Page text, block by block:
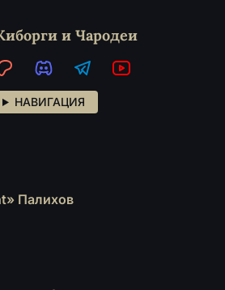
и Чародеи
НАВИГАЦИЯ
Палихов